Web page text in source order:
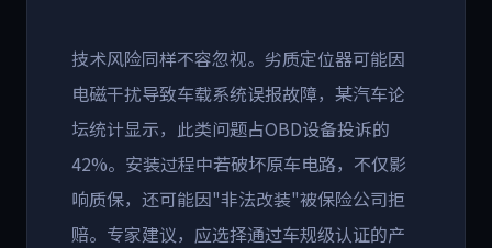
技术风险同样不容忽视。劣质定位器可能因
电磁干扰导致车载系统误报故障，某汽车论
坛统计显示，此类问题占OBD设备投诉的
42%。安装过程中若破坏原车电路，不仅影
响质保，还可能因"非法改装"被保险公司拒
赔。专家建议，应选择通过车规级认证的产